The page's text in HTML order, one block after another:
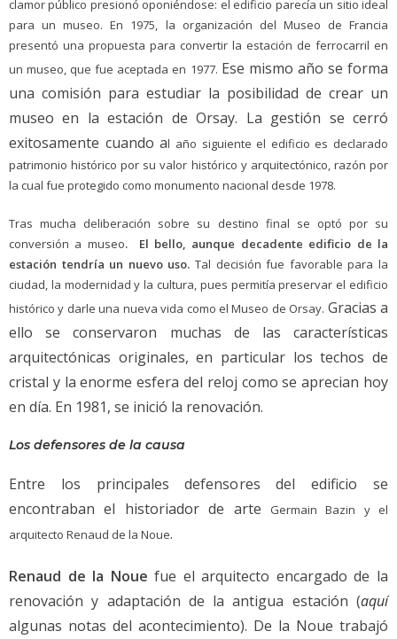
clamor público presionó oponiéndose: el edificio parecía un sitio ideal
para un museo. En 1975, la organización del Museo de Francia
presentó una propuesta para convertir la estación de ferrocarril en
un museo, que fue aceptada en 1977. Ese mismo año se forma
una comisión para estudiar la posibilidad de crear un
museo en la estación de Orsay. La gestión se cerró
exitosamente cuando al año siguiente el edificio es declarado
patrimonio histórico por su valor histórico y arquitectónico, razón por
la cual fue protegido como monumento nacional desde 1978.
Tras mucha deliberación sobre su destino final se optó por su
conversión a museo. El bello, aunque decadente edificio de la
estación tendría un nuevo uso. Tal decisión fue favorable para la
ciudad, la modernidad y la cultura, pues permitía preservar el edificio
histórico y darle una nueva vida como el Museo de Orsay. Gracias a
ello se conservaron muchas de las características
arquitectónicas originales, en particular los techos de
cristal y la enorme esfera del reloj como se aprecian hoy
en día. En 1981, se inició la renovación.
Los defensores de la causa
Entre los principales defensores del edificio se
encontraban el historiador de arte
Germain Bazin y el
arquitecto Renaud de la Noue.
Renaud de la Noue fue el arquitecto encargado de la
renovación y adaptación de la antigua estación (aquí
algunas notas del acontecimiento). De la Noue trabajó